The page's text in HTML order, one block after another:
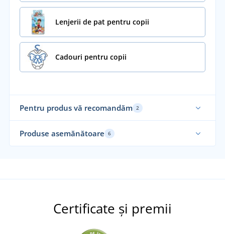
Lenjerii de pat pentru copii
Cadouri pentru copii
Pentru produs vă recomandăm 2
Produse asemănătoare 6
Certificate și premii